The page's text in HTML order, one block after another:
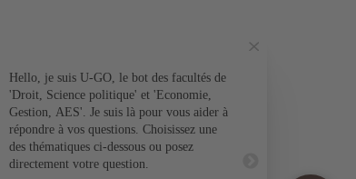
Hello, je suis U-GO, le bot des facultés de
'Droit, Science politique' et 'Economie,
Gestion, AES'. Je suis là pour vous aider à
répondre à vos questions. Choisissez une
des thématiques ci-dessous ou posez
directement votre question.